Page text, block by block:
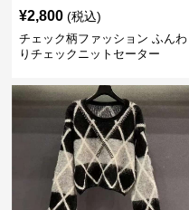
¥2,800 (税込)
チェック柄ファッション ふんわ
りチェックニットセーター